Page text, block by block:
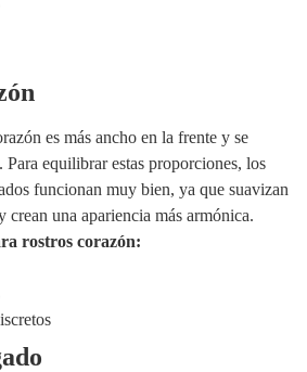
es más ancho en la frente y se
Para equilibrar estas proporciones, los
funcionan muy bien, ya que suavizan
crean una apariencia más armónica.
rostros corazón: